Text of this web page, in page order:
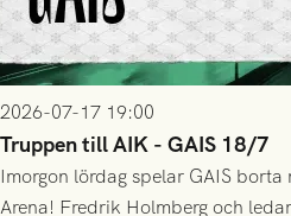
2026-07-17 19:00
Truppen till AIK - GAIS 18/7
Imorgon lördag spelar GAIS
Arena! Fredrik Holmberg och